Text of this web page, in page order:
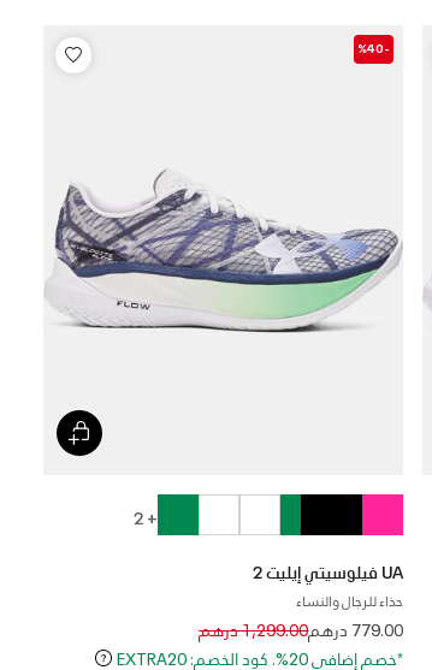
-%40
+ 2
UA فيلوسيتي إيليت 2
حذاء للرجال والنساء
779.00 درهم Price reduced from
1,299.00 درهمto
*خصم إضافي 20%. كود الخصم: EXTRA20